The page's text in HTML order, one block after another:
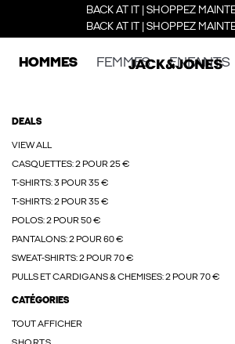
BACK AT IT | SHOPPEZ
BACK AT IT | SHOPPEZ
HOMMES FEMMES ENFANTS
DEALS
VIEW ALL
CASQUETTES: 2 POUR 25 €
T-SHIRTS: 3 POUR 35 €
T-SHIRTS: 2 POUR 35 €
POLOS: 2 POUR 50 €
PANTALONS: 2 POUR 60 €
SWEAT-SHIRTS: 2 POUR 70 €
PULLS ET CARDIGANS & CHEMISES: 2 POUR 70 €
CATÉGORIES
TOUT AFFICHER